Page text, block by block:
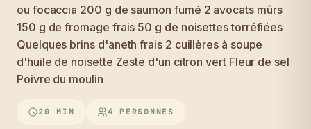
ou focaccia 200 g de saumon fumé 2 avocats mûrs
150 g de fromage frais 50 g de noisettes torréfiées
Quelques brins d'aneth frais 2 cuillères à soupe
d'huile de noisette Zeste d'un citron vert Fleur de sel
Poivre du moulin
20 MIN 4 PERSONNES